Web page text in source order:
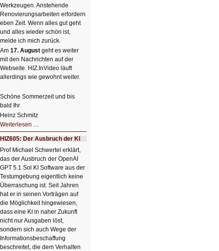
Werkzeugen. Anstehende
Renovierungsarbeiten erfordern
eben Zeit. Wenn alles gut geht
und alles wieder schön ist,
melde ich mich zurück.
Am 17. August geht es weiter
mit den Nachrichten auf der
Webseite. HIZ.InVideo läuft
allerdings wie gewohnt weiter.
Schöne Sommerzeit und bis
bald Ihr
Heinz Schmitz
Weiterlesen …
so
kleine
Sommerpause
😊
HIZ605: Der Ausbruch der KI
Prof Michael Schwertel erklärt,
das der Ausbruch der OpenAI
GPT 5.1 Sol KI Software aus der
Testumgebung eigentlich keine
Überraschung ist. Seit Jahren
hat er in seinen Vorträgen auf
die Möglichkeit hingewiesen,
dass eine KI in naher Zukunft
nicht nur Ausgaben löst,
sondern sich auch Wege der
Informationsbeschaffung
beschreitet, die dem Verhalten